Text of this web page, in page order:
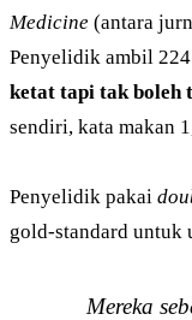
Medicine (antara
Penyelidik ambil
ketat tapi tak boleh
sendiri, kata makan
Penyelidik pakai
gold-standard untuk
Mereka